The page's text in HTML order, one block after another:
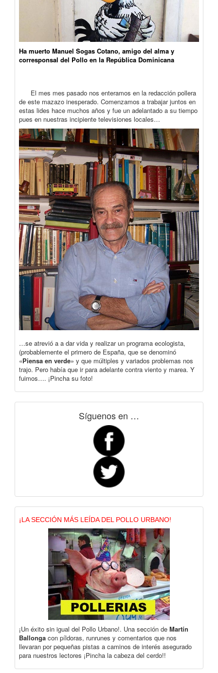
Ha muerto Manuel Sogas Cotano, amigo del alma y
corresponsal del Pollo en la República Dominicana
El mes mes pasado nos enteramos en la redacción pollera
de este mazazo inesperado. Comenzamos a trabajar juntos en
estas lides hace muchos años y fue un adelantado a su tiempo
pues en nuestras incipiente televisiones locales…
…se atrevió a a dar vida y realizar un programa ecologista,
(probablemente el primero de España, que se denominó
«Piensa en verde» y que múltiples y variados problemas nos
trajo. Pero había que ir para adelante contra viento y marea. Y
fuimos…. ¡Pincha su foto!
Síguenos en …
¡LA SECCIÓN MÁS LEÍDA DEL POLLO URBANO!
¡Un éxito sin igual del Pollo Urbano!. Una sección de Martín
Ballonga con píldoras, runrunes y comentarios que nos
llevaran por pequeñas pistas a caminos de interés asegurado
para nuestros lectores ¡Pincha la cabeza del cerdo!!